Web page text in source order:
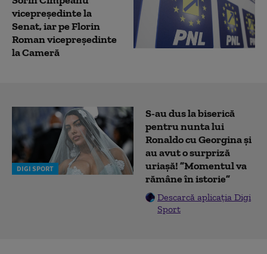
vicepreşedinte la
Senat, iar pe Florin
Roman vicepreşedinte
la Cameră
DIGI SPORT
S-au dus la biserică
pentru nunta lui
Ronaldo cu Georgina și
au avut o surpriză
uriașă! ”Momentul va
rămâne în istorie”
Descarcă aplicația Digi
Sport